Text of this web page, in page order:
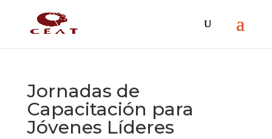
Jornadas de
Capacitación para
Jóvenes Líderes